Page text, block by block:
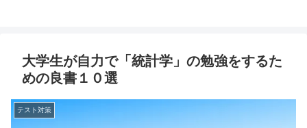
大学生が自力で「統計学」の勉強をするた
めの良書１０選
テスト対策